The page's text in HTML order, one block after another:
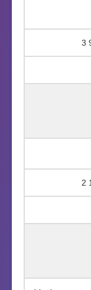
3
2